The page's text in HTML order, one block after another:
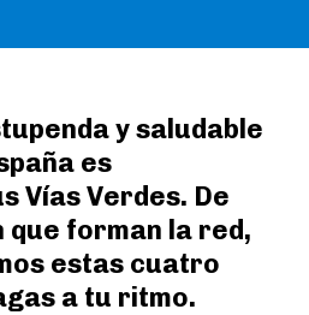
y saludable
es
Vías Verdes. De
que forman la red,
estas cuatro
a tu ritmo.